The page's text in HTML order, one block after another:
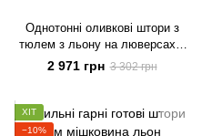
Однотонні оливкові штори з
тюлем з льону на люверсах у
вітальню або спальню
2 971 грн 3 302 грн
ХІТ
−10%